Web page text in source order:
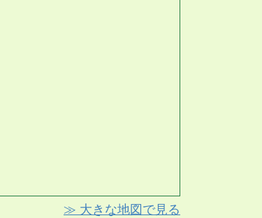
≫ 大きな地図で見る